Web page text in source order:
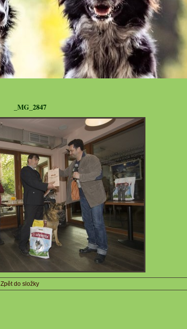
_MG_2847
Zpět do složky